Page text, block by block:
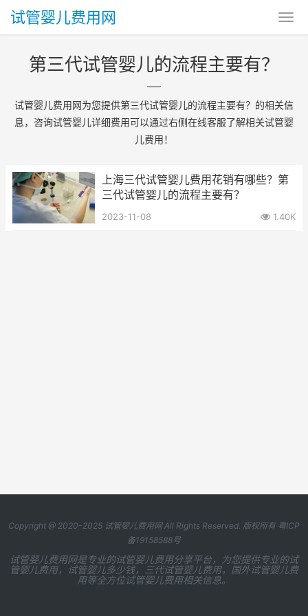
试管婴儿费用网
第三代试管婴儿的流程主要有？
试管婴儿费用网为您提供第三代试管婴儿的流程主要有？的相关信
息，咨询试管婴儿详细费用可以通过右侧在线客服了解相关试管婴
儿费用！
上海三代试管婴儿费用花销有哪些？第
三代试管婴儿的流程主要有？
2023-11-08 1.40K
Copyright @ 2020-2025 试管婴儿费用网All Rights Reserved. 版权所有 粤ICP
备19158588号
试管婴儿费用网是专业的试管婴儿费用分享平台，为您提供专业的试
管婴儿费用，试管婴儿多少钱，三代试管婴儿费用，国外试管婴儿费
用等全方位试管婴儿费用相关信息。